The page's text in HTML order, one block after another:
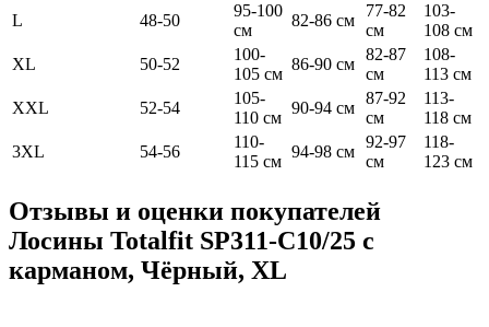
L
48-50
95-100
см
82-86 см
77-82
см
103-
108 см
XL
50-52
100-
105 см
86-90 см
82-87
см
108-
113 см
XXL
52-54
105-
110 см
90-94 см
87-92
см
113-
118 см
3XL
54-56
110-
115 см
94-98 см
92-97
см
118-
123 см
Отзывы и оценки покупателей
Лосины Totalfit SP311-C10/25 с
карманом, Чёрный, XL